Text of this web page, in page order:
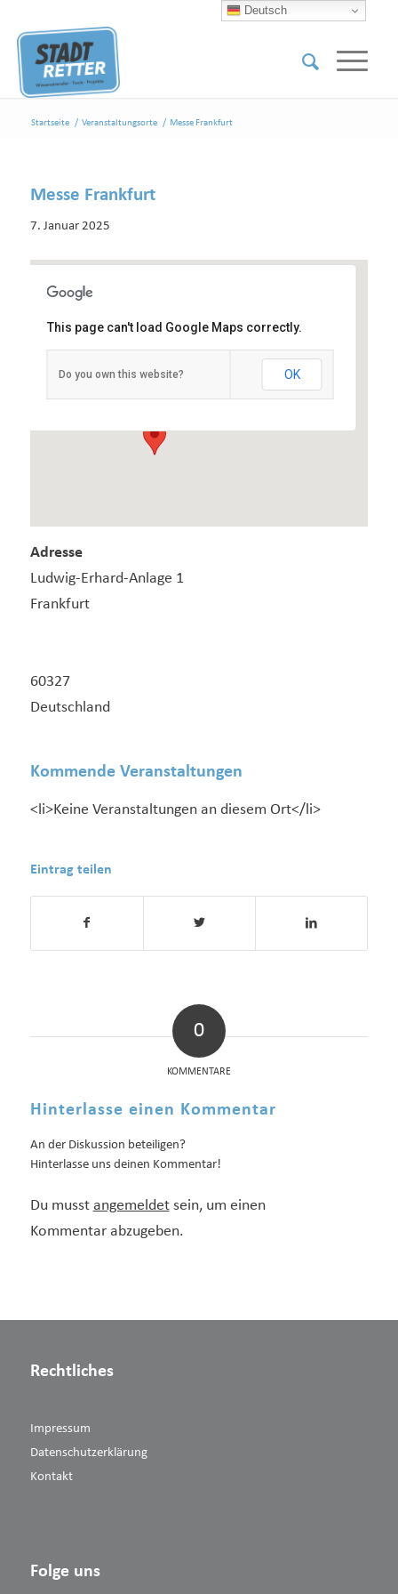
Startseite / Veranstaltungsorte / Messe Frankfurt
Messe Frankfurt
7. Januar 2025
Messe Frankfurt
Ludwig-Erhard-Anlage 1 - Frankfurt
This page can't load Google Maps correctly.
Do you own this website? OK
Adresse
Ludwig-Erhard-Anlage 1
Frankfurt
60327
Deutschland
Kommende Veranstaltungen
<li>Keine Veranstaltungen an diesem Ort</li>
Eintrag teilen
0
KOMMENTARE
Hinterlasse einen Kommentar
An der Diskussion beteiligen?
Hinterlasse uns deinen Kommentar!
Du musst angemeldetsein, um einen
Kommentar abzugeben.
Rechtliches
Impressum
Datenschutzerklärung
Kontakt
Folge uns
Deutsch